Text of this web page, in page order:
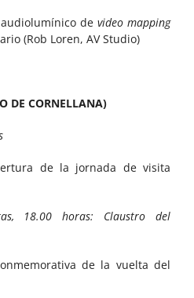
de video mapping
(Rob Loren, AV Studio)
DE CORNELLANA)
de la jornada de visita
18.00 horas: Claustro del
de la vuelta del